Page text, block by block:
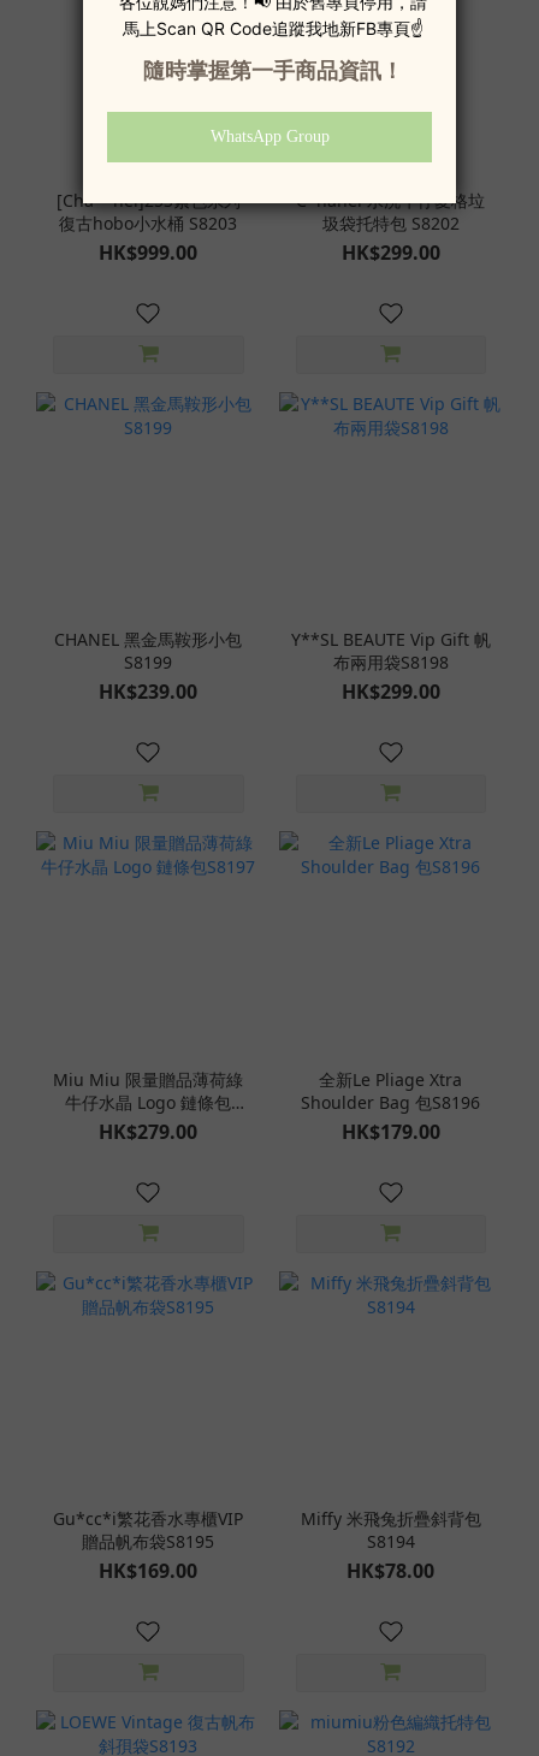
[Cha**nel]25S紫色系列
復古hobo小水桶 S8203
HK$999.00
C*hanel 水洗牛仔菱格垃
圾袋托特包 S8202
HK$299.00
CHANEL 黑金馬鞍形小包
S8199
HK$239.00
Y**SL BEAUTE Vip Gift 帆
布兩用袋S8198
HK$299.00
Miu Miu 限量贈品薄荷綠
牛仔水晶 Logo 鏈條包
S8197
HK$279.00
全新Le Pliage Xtra
Shoulder Bag 包S8196
HK$179.00
Gu*cc*i繁花香水專櫃VIP
贈品帆布袋S8195
HK$169.00
Miffy 米飛兔折疊斜背包
S8194
HK$78.00